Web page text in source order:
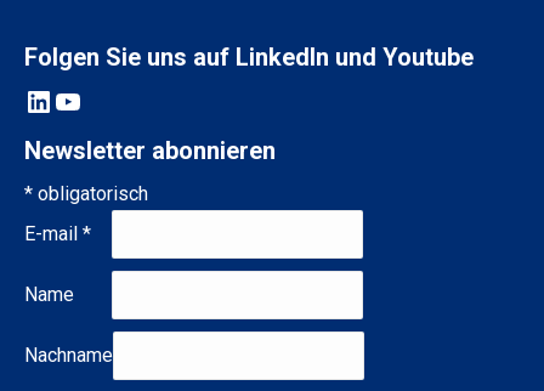
Folgen Sie uns auf LinkedIn und Youtube
LinkedIn
YouTube
Newsletter abonnieren
* obligatorisch
E-mail *
Name
Nachname